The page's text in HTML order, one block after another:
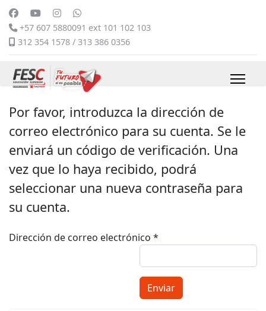
+57 607 5880091 ext 101 102 103
312 354 1578 / 313 386 0356
Por favor, introduzca la dirección de
correo electrónico para su cuenta. Se le
enviará un código de verificación. Una
vez que lo haya recibido, podrá
seleccionar una nueva contraseña para
su cuenta.
Dirección de correo electrónico *
Enviar